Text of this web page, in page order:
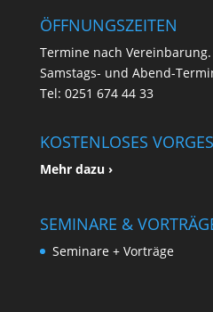
ÖFFNUNGSZEITEN
Termine nach Vereinbarung.
Samstags- und Abend-
Tel: 0251 674 44 33
KOSTENLOSES
Mehr dazu ›
SEMINARE &
Seminare + Vorträge